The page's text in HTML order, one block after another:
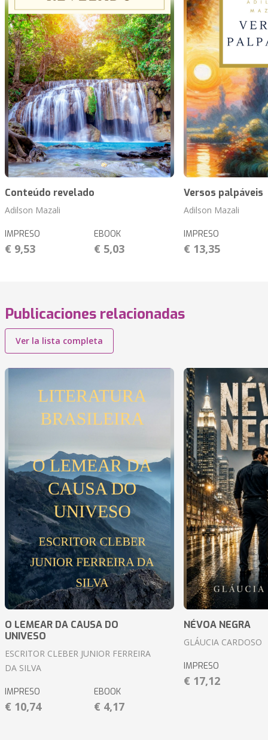
Conteúdo revelado
Adilson Mazali
IMPRESO
€ 9,53
EBOOK
€ 5,03
Versos palpáveis
Adilson Mazali
IMPRESO
€ 13,35
Publicaciones relacionadas
Ver la lista completa
O LEMEAR DA CAUSA DO
UNIVESO
ESCRITOR CLEBER JUNIOR FERREIRA
DA SILVA
IMPRESO
€ 10,74
EBOOK
€ 4,17
NÉVOA NEGRA
GLÁUCIA CARDOSO
IMPRESO
€ 17,12